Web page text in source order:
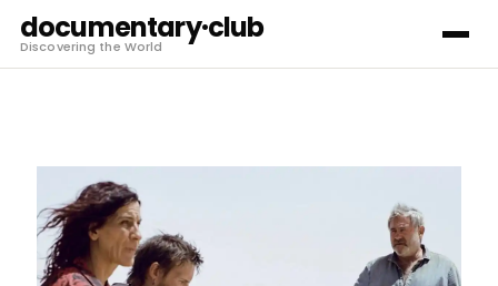
documentary·club
Discovering the World